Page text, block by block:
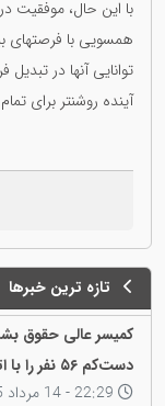
با این حال، موفقیت در
همسویی با فرصتهای
توانایی آنها در
آینده روشنتر برای
تازه ترین خبرها
کمیسر عالی حقوق
دست‌کم ۵۶ نفر را با اتهام‌های مرتبط با امنیت ملی اعدام کرده است